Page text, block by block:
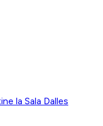
la Sala Dalles